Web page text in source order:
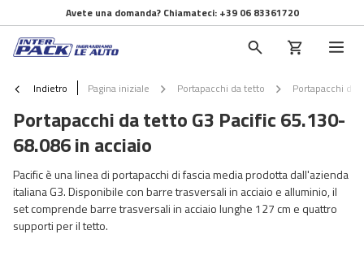
Avete una domanda? Chiamateci: +39 06 83361720
Indietro Pagina iniziale Portapacchi da tetto Portapacchi da
Portapacchi da tetto G3 Pacific 65.130-
68.086 in acciaio
Pacific è una linea di portapacchi di fascia media prodotta dall'azienda
italiana G3. Disponibile con barre trasversali in acciaio e alluminio, il
set comprende barre trasversali in acciaio lunghe 127 cm e quattro
supporti per il tetto.